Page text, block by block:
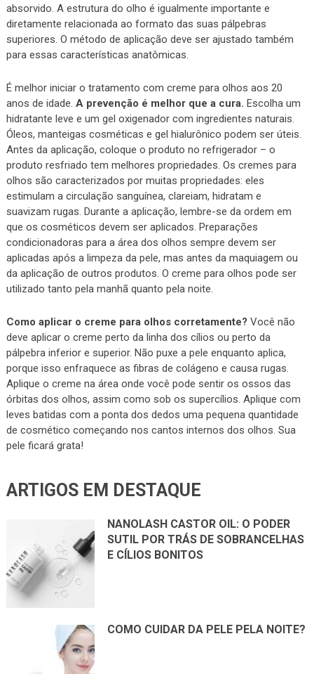
absorvido. A estrutura do olho é igualmente importante e
diretamente relacionada ao formato das suas pálpebras
superiores. O método de aplicação deve ser ajustado também
para essas características anatômicas.
É melhor iniciar o tratamento com creme para olhos aos 20
anos de idade. A prevenção é melhor que a cura. Escolha um
hidratante leve e um gel oxigenador com ingredientes naturais.
Óleos, manteigas cosméticas e gel hialurônico podem ser úteis.
Antes da aplicação, coloque o produto no refrigerador – o
produto resfriado tem melhores propriedades. Os cremes para
olhos são caracterizados por muitas propriedades: eles
estimulam a circulação sanguínea, clareiam, hidratam e
suavizam rugas. Durante a aplicação, lembre-se da ordem em
que os cosméticos devem ser aplicados. Preparações
condicionadoras para a área dos olhos sempre devem ser
aplicadas após a limpeza da pele, mas antes da maquiagem ou
da aplicação de outros produtos. O creme para olhos pode ser
utilizado tanto pela manhã quanto pela noite.
Como aplicar o creme para olhos corretamente? Você não
deve aplicar o creme perto da linha dos cílios ou perto da
pálpebra inferior e superior. Não puxe a pele enquanto aplica,
porque isso enfraquece as fibras de colágeno e causa rugas.
Aplique o creme na área onde você pode sentir os ossos das
órbitas dos olhos, assim como sob os supercílios. Aplique com
leves batidas com a ponta dos dedos uma pequena quantidade
de cosmético começando nos cantos internos dos olhos. Sua
pele ficará grata!
ARTIGOS EM DESTAQUE
NANOLASH CASTOR OIL: O PODER
SUTIL POR TRÁS DE SOBRANCELHAS
E CÍLIOS BONITOS
COMO CUIDAR DA PELE PELA NOITE?